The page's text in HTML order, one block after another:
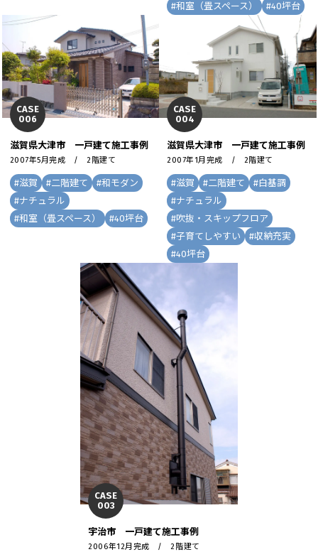
#和室（畳スペース） #40坪台
CASE
006
滋賀県大津市 一戸建て施工事例
2007年5月完成 / 2階建て
#滋賀 #二階建て #和モダン
#ナチュラル
#和室（畳スペース） #40坪台
CASE
004
滋賀県大津市 一戸建て施工事例
2007年1月完成 / 2階建て
#滋賀 #二階建て #白基調
#ナチュラル
#吹抜・スキップフロア
#子育てしやすい #収納充実
#40坪台
CASE
003
宇治市 一戸建て施工事例
2006年12月完成 / 2階建て